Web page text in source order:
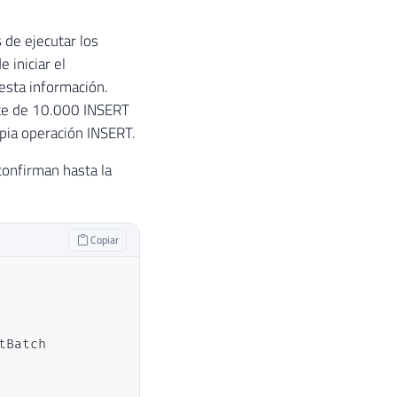
ejecutar los
iniciar el
información.
de 10.000 INSERT
operación INSERT.
hasta la
Copiar